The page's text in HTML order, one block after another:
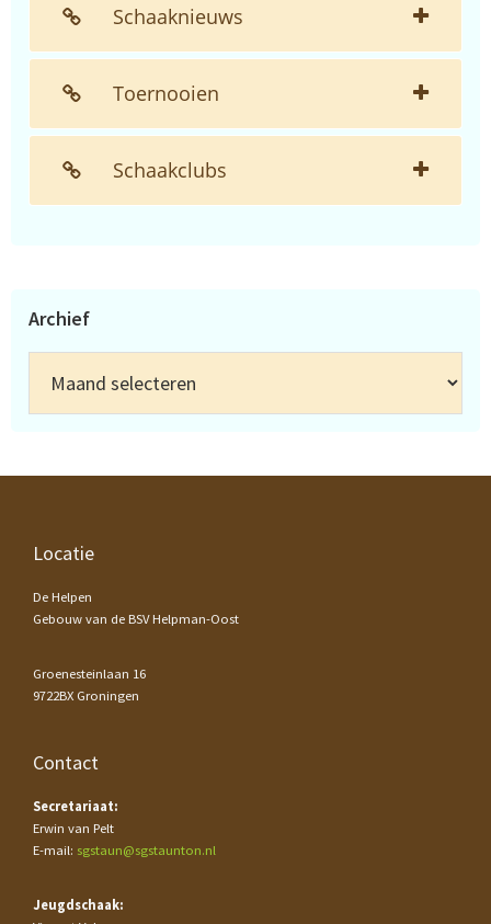
Schaaknieuws
Toernooien
Schaakclubs
Archief
Footer
Locatie
De Helpen
Gebouw van de BSV Helpman-Oost
Groenesteinlaan 16
9722BX Groningen
Contact
Secretariaat:
Erwin van Pelt
E-mail: sgstaun@sgstaunton.nl
Jeugdschaak: